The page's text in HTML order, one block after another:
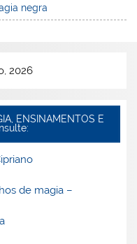
negra
2026
ENSINAMENTOS E
de magia –